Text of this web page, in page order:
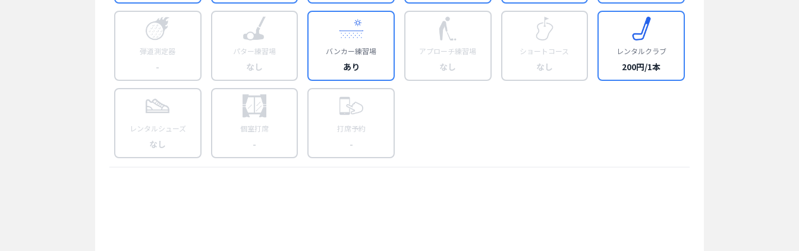
弾道測定器
-
パター練習場
なし
バンカー練習場
あり
アプローチ練習場
なし
ショートコース
なし
レンタルクラブ
200円/1本
レンタルシューズ
なし
個室打席
-
打席予約
-